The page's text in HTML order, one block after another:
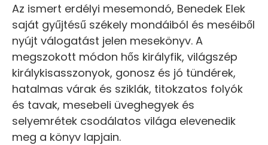
Az ismert erdélyi mesemondó, Benedek Elek
saját gyűjtésű székely mondáiból és meséiből
nyújt válogatást jelen mesekönyv. A
megszokott módon hős királyfik, világszép
királykisasszonyok, gonosz és jó tündérek,
hatalmas várak és sziklák, titokzatos folyók
és tavak, mesebeli üveghegyek és
selyemrétek csodálatos világa elevenedik
meg a könyv lapjain.